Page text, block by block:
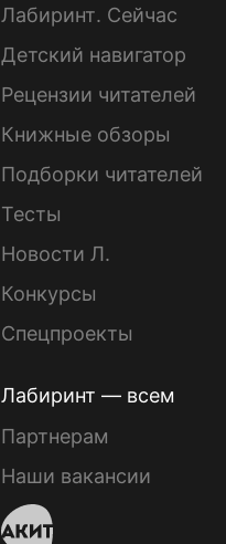
Лабиринт. Сейчас
Детский навигатор
Рецензии читателей
Книжные обзоры
Подборки читателей
Тесты
Новости Л.
Конкурсы
Спецпроекты
Лабиринт — всем
Партнерам
Наши вакансии